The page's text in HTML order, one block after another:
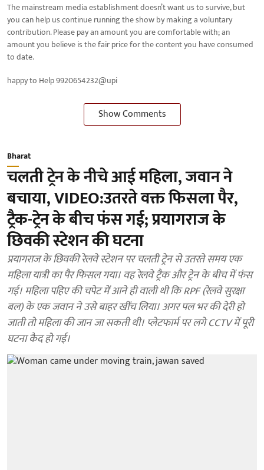
The mainstream media establishment doesn’t want us to survive, but
you can help us continue running the show by making a voluntary
contribution. Please pay an amount you are comfortable with; an
amount you believe is the fair price for the content you have consumed
to date.
happy to Help 9920654232@upi
Show Comments
Bharat
चलती ट्रेन के नीचे आई महिला, जवान ने
बचाया, VIDEO:उतरते वक्त फिसला पैर,
ट्रैक-ट्रेन के बीच फंस गई; प्रयागराज के
छिवकी स्टेशन की घटना
प्रयागराज के छिवकी रेलवे स्टेशन पर चलती ट्रेन से उतरते समय एक
महिला यात्री का पैर फिसल गया। वह रेलवे ट्रैक और ट्रेन के बीच में फंस
गई। महिला पहिए की चपेट में आने ही वाली थी कि RPF (रेलवे सुरक्षा
बल) के एक जवान ने उसे बाहर खींच लिया। अगर पल भर की देरी हो
जाती तो महिला की जान जा सकती थी। प्लेटफार्म पर लगे CCTV में पूरी
घटना कैद हो गई।